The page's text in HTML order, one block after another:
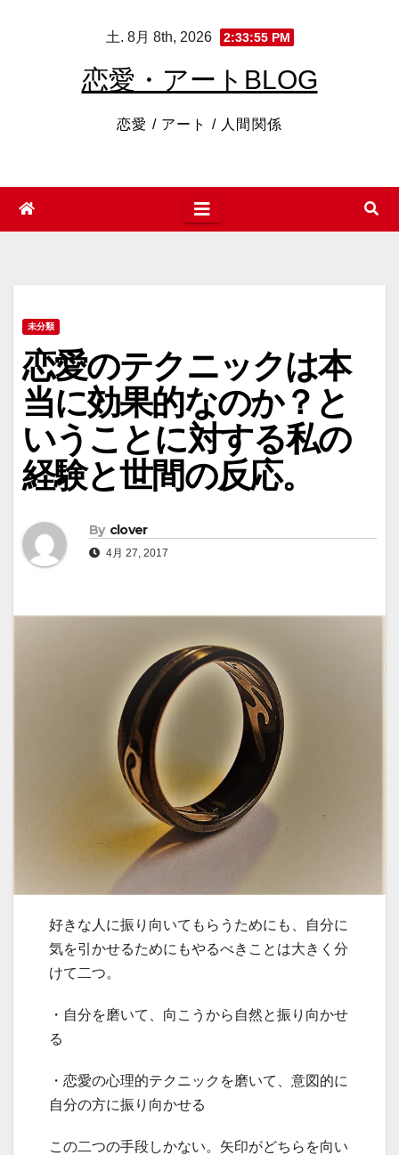
土. 8月 8th, 2026 2:33:57 PM
恋愛・アートBLOG
恋愛 / アート / 人間関係
未分類
恋愛のテクニックは本
当に効果的なのか？と
いうことに対する私の
経験と世間の反応。
By clover
4月 27, 2017
好きな人に振り向いてもらうためにも、自分に
気を引かせるためにもやるべきことは大きく分
けて二つ。
・自分を磨いて、向こうから自然と振り向かせ
る
・恋愛の心理的テクニックを磨いて、意図的に
自分の方に振り向かせる
この二つの手段しかない。矢印がどちらを向い